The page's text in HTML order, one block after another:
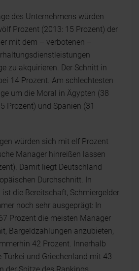
des Unternehmens würden
Prozent (2013: 15 Prozent) der
mit dem – verbotenen –
zu akquirieren. Der Schnitt in
14 Prozent. Am schlechtesten
um die Moral in Ägypten (38
Prozent) und Spanien (31
würden sich mit elf Prozent
Manager hinreißen lassen
Damit liegt Deutschland
Durchschnitt. In
ist die Bereitschaft, Schmiergelder
noch sehr ausgeprägt: In
Prozent die meisten Manager
Bargeldzahlungen anzubieten,
42 Prozent. Innerhalb
Türkei und Griechenland mit 43
der Spitze des Rankings.